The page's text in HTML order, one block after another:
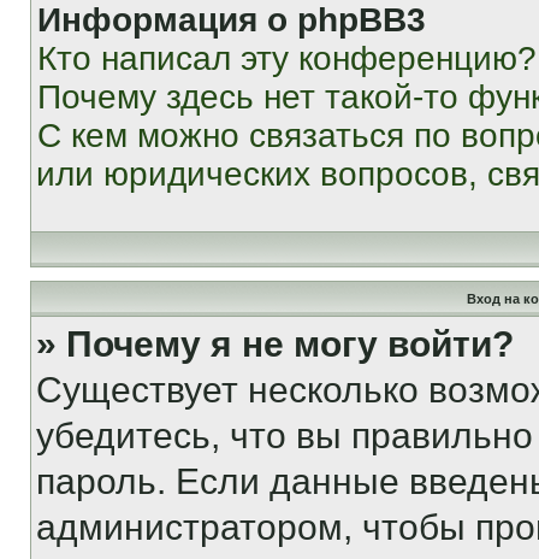
Информация о phpBB3
Кто написал эту конференцию?
Почему здесь нет такой-то
С кем можно связаться по
или юридических вопросов,
Вход на
» Почему я не могу войти?
Существует несколько
убедитесь, что вы
пароль. Если данные
администратором, чтобы